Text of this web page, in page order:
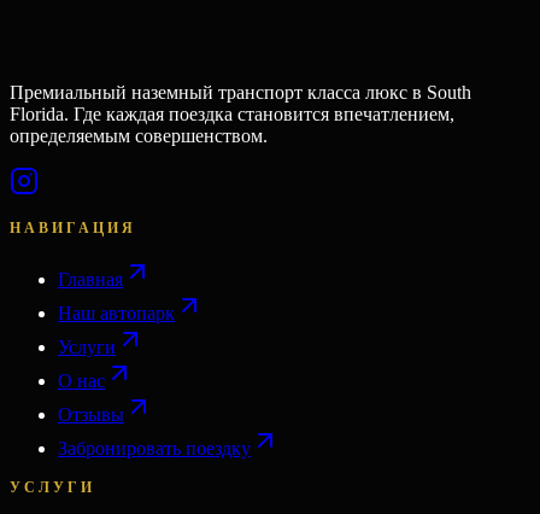
Премиальный наземный транспорт класса люкс в South
Florida. Где каждая поездка становится впечатлением,
определяемым совершенством.
НАВИГАЦИЯ
Главная
Наш автопарк
Услуги
О нас
Отзывы
Забронировать поездку
УСЛУГИ